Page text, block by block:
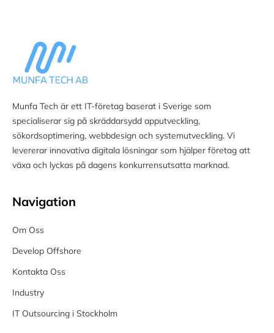
Munfa Tech är ett IT-företag baserat i Sverige som
specialiserar sig på skräddarsydd apputveckling,
sökordsoptimering, webbdesign och systemutveckling. Vi
levererar innovativa digitala lösningar som hjälper företag att
växa och lyckas på dagens konkurrensutsatta marknad.
Navigation
Om Oss
Develop Offshore
Kontakta Oss
Industry
IT Outsourcing i Stockholm